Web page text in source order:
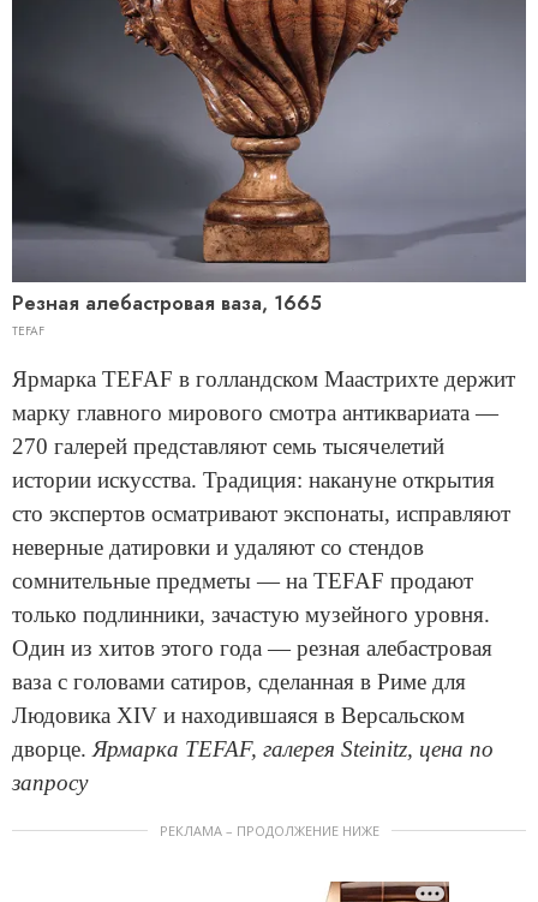
Резная алебастровая ваза, 1665
TEFAF
Ярмарка TEFAF в голландском Маастрихте держит
марку главного мирового смотра антиквариата —
270 галерей представляют семь тысячелетий
истории искусства. Традиция: накануне открытия
сто экспертов осматривают экспонаты, исправляют
неверные датировки и удаляют со стендов
сомнительные предметы — на TEFAF продают
только подлинники, зачастую музейного уровня.
Один из хитов этого года — резная алебастровая
ваза с головами сатиров, сделанная в Риме для
Людовика XIV и находившаяся в Версальском
дворце. Ярмарка TEFAF, галерея Steinitz, цена по
запросу
РЕКЛАМА – ПРОДОЛЖЕНИЕ НИЖЕ